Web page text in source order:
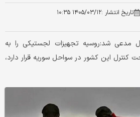
تاریخ انتشار :۱۴۰۵/۰۳/۱۲ ۱۰:۳۵
مدعی شد:روسیه تجهیزات لجستیکی را به
کنترل این کشور در سواحل سوریه قرار دارد،